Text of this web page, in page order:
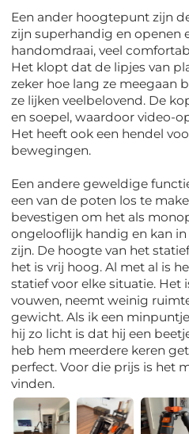
Een ander hoogtepunt zijn
zijn superhandig en openen
handomdraai, veel
Het klopt dat de lipjes van
zeker hoe lang ze meegaan
ze lijken veelbelovend. De
en soepel, waardoor video-
Het heeft ook een hendel
bewegingen.
Een andere geweldige
een ​​van de poten los te
bevestigen om het als
ongelooflijk handig en kan
zijn. De hoogte van het
het is vrij hoog. Al met al is
statief voor elke situatie. Het
vouwen, neemt weinig
gewicht. Als ik een
hij zo licht is dat hij een
heb hem meerdere keren
perfect. Voor die prijs is het
vinden.